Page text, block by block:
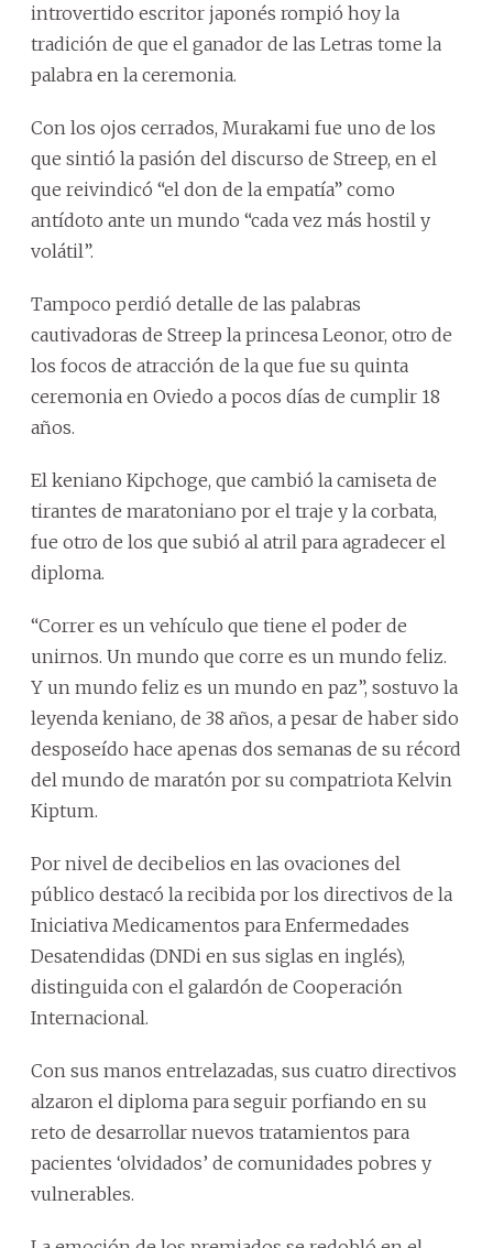
introvertido escritor japonés rompió hoy la
tradición de que el ganador de las Letras tome la
palabra en la ceremonia.
Con los ojos cerrados, Murakami fue uno de los
que sintió la pasión del discurso de Streep, en el
que reivindicó “el don de la empatía” como
antídoto ante un mundo “cada vez más hostil y
volátil”.
Tampoco perdió detalle de las palabras
cautivadoras de Streep la princesa Leonor, otro de
los focos de atracción de la que fue su quinta
ceremonia en Oviedo a pocos días de cumplir 18
años.
El keniano Kipchoge, que cambió la camiseta de
tirantes de maratoniano por el traje y la corbata,
fue otro de los que subió al atril para agradecer el
diploma.
“Correr es un vehículo que tiene el poder de
unirnos. Un mundo que corre es un mundo feliz.
Y un mundo feliz es un mundo en paz”, sostuvo la
leyenda keniano, de 38 años, a pesar de haber sido
desposeído hace apenas dos semanas de su récord
del mundo de maratón por su compatriota Kelvin
Kiptum.
Por nivel de decibelios en las ovaciones del
público destacó la recibida por los directivos de la
Iniciativa Medicamentos para Enfermedades
Desatendidas (DNDi en sus siglas en inglés),
distinguida con el galardón de Cooperación
Internacional.
Con sus manos entrelazadas, sus cuatro directivos
alzaron el diploma para seguir porfiando en su
reto de desarrollar nuevos tratamientos para
pacientes ‘olvidados’ de comunidades pobres y
vulnerables.